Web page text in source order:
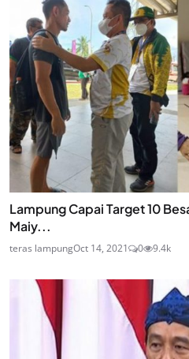
Lampung Capai Target 10
Maiy...
teras lampungOct 14, 2021 0 9.4k